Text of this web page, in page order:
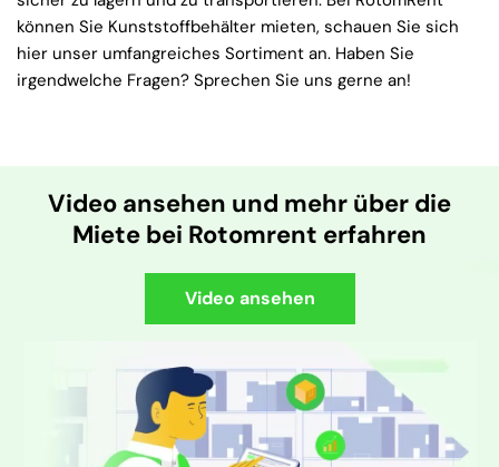
können Sie Kunststoffbehälter mieten, schauen Sie sich
hier unser umfangreiches Sortiment an. Haben Sie
irgendwelche Fragen? Sprechen Sie uns gerne an!
Video ansehen und mehr über die
Miete bei Rotomrent erfahren
Video ansehen